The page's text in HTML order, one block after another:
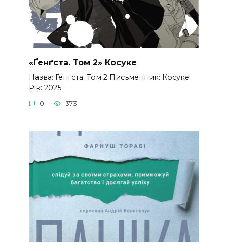
«Ґенґста. Том 2» Косуке
Назва: Ґенґста. Том 2 Письменник: Косуке
Рік: 2025
0 373